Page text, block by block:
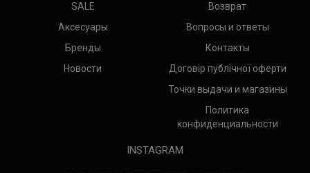
SALE
Аксесуары
Бренды
Новости
Возврат
Вопросы и ответы
Контакты
Договір публічної оферти
Точки выдачи и магазины
Политика
конфиденциальности
INSTAGRAM